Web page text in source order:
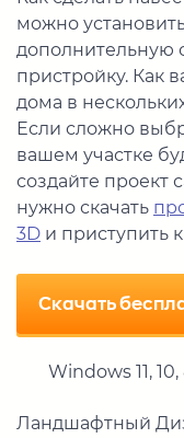
можно
дополнительную
пристройку. Как
дома в
Если сложно
вашем участке
создайте проект
нужно скачать
3D и приступить
Скачать
Windows 11, 10,
Ландшафтный